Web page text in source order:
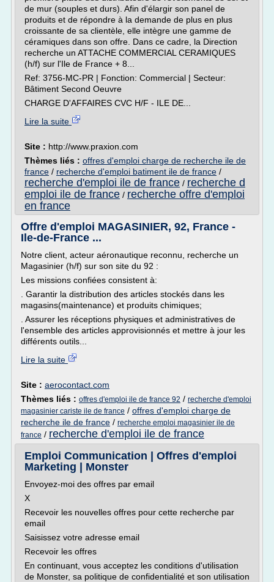
de mur (souples et durs). Afin d'élargir son panel de
produits et de répondre à la demande de plus en plus
croissante de sa clientèle, elle intègre une gamme de
céramiques dans son offre. Dans ce cadre, la Direction
recherche un ATTACHE COMMERCIAL CERAMIQUES
(h/f) sur l'Ile de France + 8...
Ref: 3756-MC-PR | Fonction: Commercial | Secteur:
Bâtiment Second Oeuvre
CHARGE D'AFFAIRES CVC H/F - ILE DE...
Lire la suite
Site : http://www.praxion.com
Thèmes liés : offres d'emploi charge de recherche ile de
france / recherche d'emploi batiment ile de france /
recherche d'emploi ile de france / recherche d
emploi ile de france / recherche offre d'emploi
en france
Offre d'emploi MAGASINIER, 92, France -
Ile-de-France ...
Notre client, acteur aéronautique reconnu, recherche un
Magasinier (h/f) sur son site du 92 :
Les missions confiées consistent à:
. Garantir la distribution des articles stockés dans les
magasins(maintenance) et produits chimiques;
. Assurer les réceptions physiques et administratives de
l'ensemble des articles approvisionnés et mettre à jour les
différents outils...
Lire la suite
Site : aerocontact.com
Thèmes liés : offres d'emploi ile de france 92 / recherche d'emploi
magasinier cariste ile de france / offres d'emploi charge de
recherche ile de france / recherche emploi magasinier ile de
france / recherche d'emploi ile de france
Emploi Communication | Offres d'emploi
Marketing | Monster
Envoyez-moi des offres par email
X
Recevoir les nouvelles offres pour cette recherche par
email
Saisissez votre adresse email
Recevoir les offres
En continuant, vous acceptez les conditions d'utilisation
de Monster, sa politique de confidentialité et son utilisation